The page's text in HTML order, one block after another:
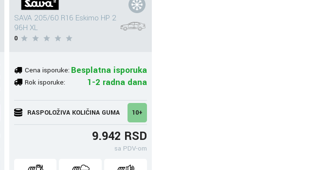
SAVA 205/60 R16 Eskimo HP 2
96H XL
0
Cena isporuke: Besplatna isporuka
Rok isporuke: 1-2 radna dana
RASPOLOŽIVA KOLIČINA GUMA 10+
9.942 RSD
sa PDV-om